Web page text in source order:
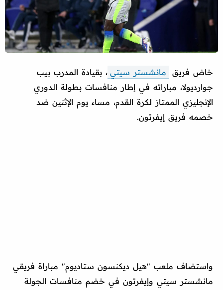
خاض فريق مانشستر سيتي ، بقيادة المدرب بيب
جوارديولا، مباراته في إطار منافسات بطولة الدوري
الإنجليزي الممتاز لكرة القدم، مساء يوم الإثنين ضد
خصمه فريق إيفرتون.
واستضاف ملعب "هيل ديكنسون ستاديوم" مباراة فريقي
مانشستر سيتي وإيفرتون في خضم منافسات الجولة